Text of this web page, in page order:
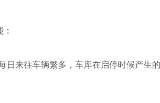
日来往车辆繁多，车库在启停时候产